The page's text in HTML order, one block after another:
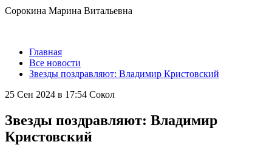
Сорокина Марина Витальевна
Главная
Все новости
Звезды поздравляют: Владимир Кристовский
25 Сен 2024 в 17:54 Сокол
Звезды поздравляют: Владимир
Кристовский